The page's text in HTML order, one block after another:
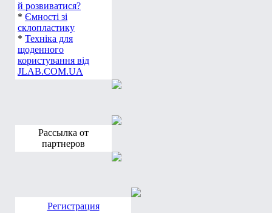
й розвиватися?
* Ємності зі
склопластику
* Техніка для
щоденного
користування від
JLAB.COM.UA
Рассылка от
партнеров
Регистрация